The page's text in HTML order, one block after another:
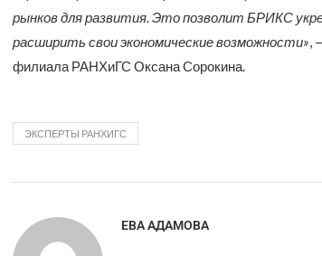
рынков для развития. Это позволит БРИКС
расширить свои экономические возможности»,
филиала РАНХиГС Оксана Сорокина.
ЭКСПЕРТЫ РАНХИГС
ЕВА АДАМОВА